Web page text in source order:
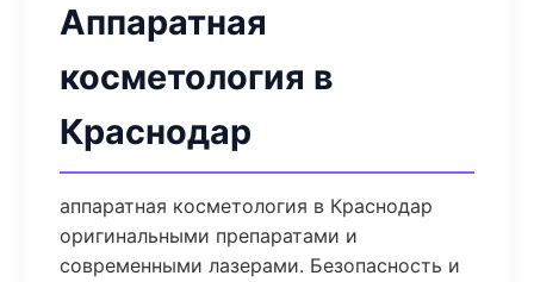
Аппаратная
косметология в
Краснодар
аппаратная косметология в Краснодар
оригинальными препаратами и
современными лазерами. Безопасность и